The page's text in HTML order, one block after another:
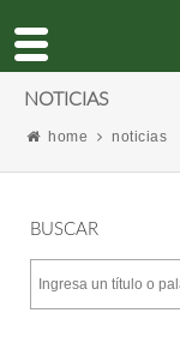
NOTICIAS
home noticias
BUSCAR